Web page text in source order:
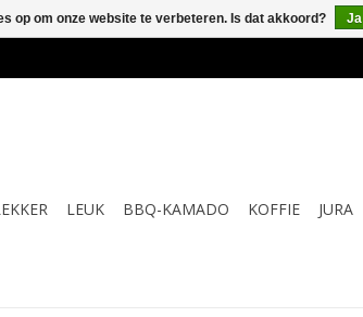
LEUK BBQ-KAMADO KOFFIE JURA
op om onze website te verbeteren. Is dat akkoord? Ja